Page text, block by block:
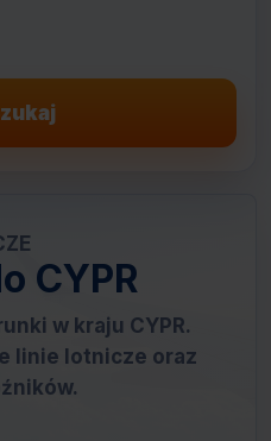
CYPR
w kraju CYPR.
linie lotnicze oraz